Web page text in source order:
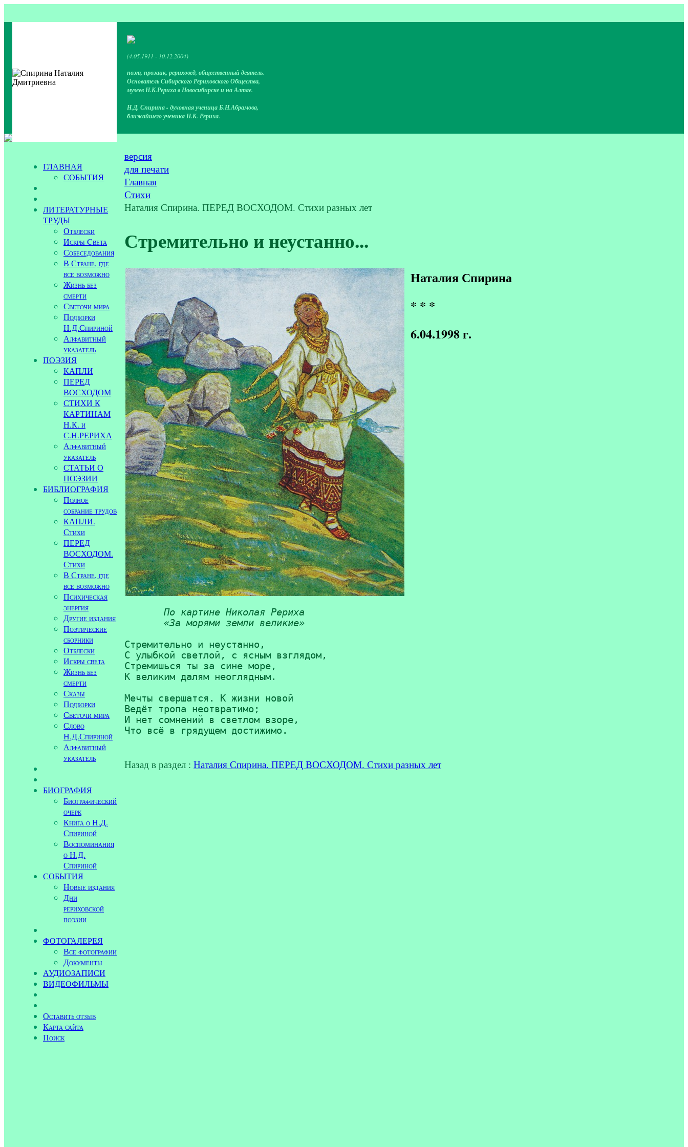
(4.05.1911 - 10.12.2004)
поэт, прозаик, рериховед, общественный деятель.
Основатель Сибирского Рериховского Общества,
музеев Н.К.Рериха в Новосибирске и на Алтае.
Н.Д. Спирина - духовная ученица Б.Н.Абрамова,
ближайшего ученика Н.К. Рериха.
ГЛАВНАЯ
СОБЫТИЯ
ЛИТЕРАТУРНЫЕ
ТРУДЫ
Отблески
Искры Cвета
Собеседования
В Стране, где
всё возможно
Жизнь без
смерти
Светочи мира
Подборки
Н.Д.Спириной
Алфавитный
указатель
ПОЭЗИЯ
КАПЛИ
ПЕРЕД
ВОСХОДОМ
СТИХИ К
КАРТИНАМ
Н.К. и
С.Н.РЕРИХА
Алфавитный
указатель
СТАТЬИ О
ПОЭЗИИ
БИБЛИОГРАФИЯ
Полное
собрание трудов
КАПЛИ.
Стихи
ПЕРЕД
ВОСХОДОМ.
Стихи
В Стране, где
всё возможно
Психическая
энергия
Другие издания
Поэтические
сборники
Отблески
Искры света
Жизнь без
смерти
Сказы
Подборки
Светочи мира
Слово
Н.Д.Спириной
Алфавитный
указатель
БИОГРАФИЯ
Биографический
очерк
Книга о Н.Д.
Спириной
Воспоминания
о Н.Д.
Спириной
СОБЫТИЯ
Новые издания
Дни
рериховской
поэзии
ФОТОГАЛЕРЕЯ
Все фотографии
Документы
АУДИОЗАПИСИ
ВИДЕОФИЛЬМЫ
Оставить отзыв
Карта сайта
Поиск
версия
для печати
Главная
Стихи
Наталия Спирина. ПЕРЕД ВОСХОДОМ. Стихи разных лет
Стремительно и неустанно...
Наталия Спирина
* * *
6.04.1998 г.
По картине Николая Рериха
       «За морями земли великие»
Стремительно и неустанно,
С улыбкой светлой, с ясным взглядом,
Стремишься ты за сине море,
К великим далям неоглядным.
Мечты свершатся. К жизни новой
Ведёт тропа неотвратимо;
И нет сомнений в светлом взоре,
Назад в раздел : Наталия Спирина. ПЕРЕД ВОСХОДОМ. Стихи разных лет